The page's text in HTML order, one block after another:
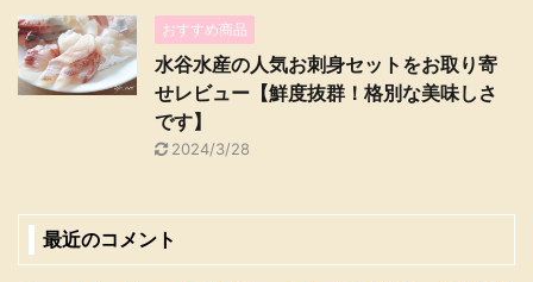
おすすめ商品
水谷水産の人気お刺身セットをお取り寄
せレビュー【鮮度抜群！格別な美味しさ
です】
2024/3/28
最近のコメント